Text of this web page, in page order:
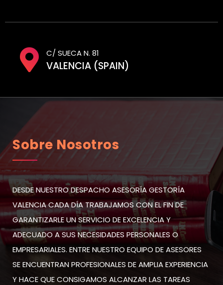
C/ SUECA N. 81
VALENCIA (SPAIN)
Sobre Nosotros
DESDE NUESTRO DESPACHO ASESORÍA GESTORÍA
VALENCIA CADA DÍA TRABAJAMOS CON EL FIN DE
GARANTIZARLE UN SERVICIO DE EXCELENCIA Y
ADECUADO A SUS NECESIDADES PERSONALES O
EMPRESARIALES. ENTRE NUESTRO EQUIPO DE ASESORES
SE ENCUENTRAN PROFESIONALES DE AMPLIA EXPERIENCIA
Y HACE QUE CONSIGAMOS ALCANZAR LAS TAREAS